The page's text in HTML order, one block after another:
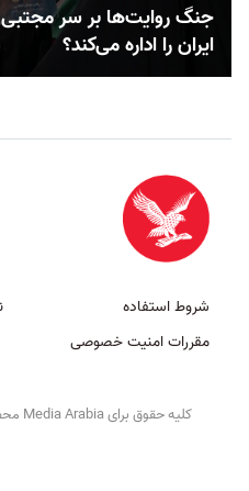
جنگ روایت‌ها بر سر
ایران را اداره می‌کند؟
شروط استفاده
مقررات امنیت خصوصی
کلیه حقوق برای Media Arabia محفوظ است